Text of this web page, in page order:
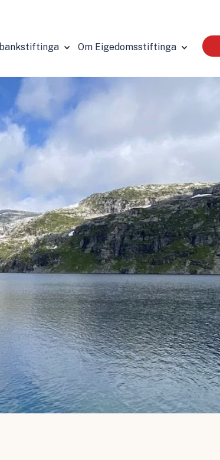
Om Eigedomsstiftinga